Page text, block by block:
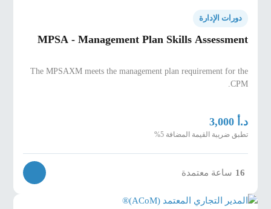
دورات الإدارة
MPSA - Management Plan Skills Assessment
The MPSAXM meets the management plan requirement for the
CPM.
د.أ 3,000
تطبق ضريبة القيمة المضافة 5%
16 ساعة معتمدة